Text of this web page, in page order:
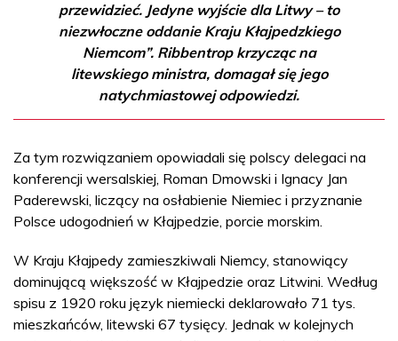
przewidzieć. Jedyne wyjście dla Litwy – to
niezwłoczne oddanie Kraju Kłajpedzkiego
Niemcom”. Ribbentrop krzycząc na
litewskiego ministra, domagał się jego
natychmiastowej odpowiedzi.
Za tym rozwiązaniem opowiadali się polscy delegaci na
konferencji wersalskiej, Roman Dmowski i Ignacy Jan
Paderewski, liczący na osłabienie Niemiec i przyznanie
Polsce udogodnień w Kłajpedzie, porcie morskim.
W Kraju Kłajpedy zamieszkiwali Niemcy, stanowiący
dominującą większość w Kłajpedzie oraz Litwini. Według
spisu z 1920 roku język niemiecki deklarowało 71 tys.
mieszkańców, litewski 67 tysięcy. Jednak w kolejnych